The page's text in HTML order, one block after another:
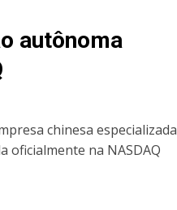
autônoma
chinesa especializada
oficialmente na NASDAQ